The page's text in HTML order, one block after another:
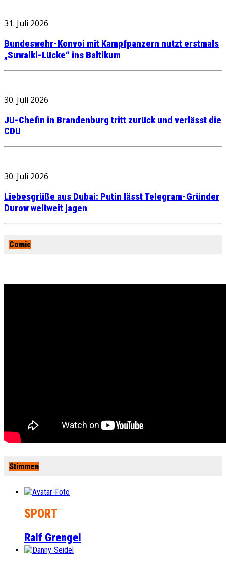
31. Juli 2026
Bundeswehr-Konvoi mit Kampfpanzern nutzt erstmals
„Suwalki-Lücke“ ins Baltikum
30. Juli 2026
JU-Chefin in Brandenburg tritt zurück und verlässt die
CDU
30. Juli 2026
Liebesgrüße aus Dubai: Putin lässt Telegram-Gründer
Durow weltweit jagen
Comic
Stimmen
SPORT
Ralf Grengel